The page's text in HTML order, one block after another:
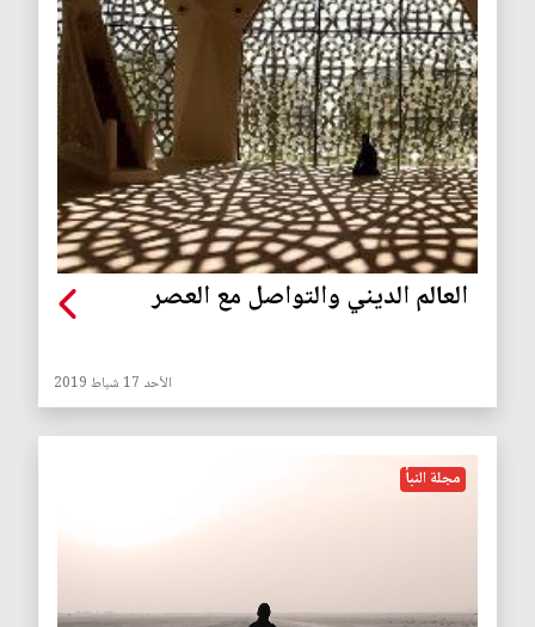
العالم الديني والتواصل مع العصر
الأحد 17 شباط 2019
مجلة النبأ